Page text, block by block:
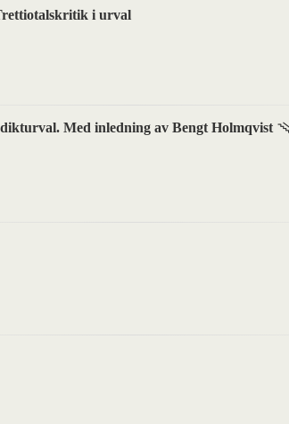
i urval
Med inledning av Bengt Holmqvist